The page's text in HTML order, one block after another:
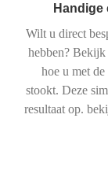
Handige
Wilt u direct
hebben?
hoe u met
stookt. Deze
resultaat op.